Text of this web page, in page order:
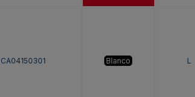
CA04150301 Blanco L